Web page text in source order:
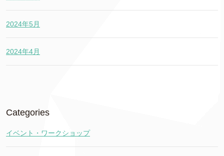
2024年5月
2024年4月
Categories
イベント・ワークショップ